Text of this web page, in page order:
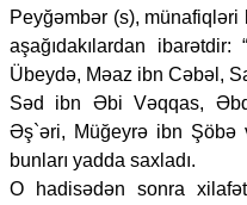
Peyğəmbər (s), münafiqləri
aşağıdakılardan
Übeydə, Məaz ibn Cəbəl,
Səd ibn Əbi Vəqqas,
Əş`əri, Müğeyrə ibn Şöbə
bunları yadda saxladı.
O hadisədən sonra